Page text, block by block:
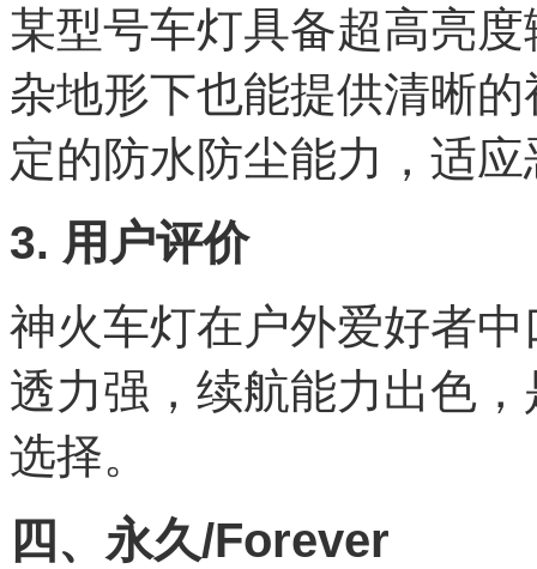
某型号车灯具备超高亮
杂地形下也能提供清晰
定的防水防尘能力，适
3. 用户评价
神火车灯在户外爱好者
透力强，续航能力出色
选择。
四、永久/Forever